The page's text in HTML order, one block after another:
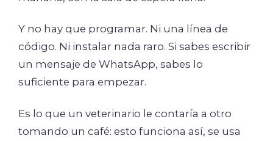
Y no hay que programar. Ni una línea de
código. Ni instalar nada raro. Si sabes escribir
un mensaje de WhatsApp, sabes lo
suficiente para empezar.
Es lo que un veterinario le contaría a otro
tomando un café: esto funciona así, se usa